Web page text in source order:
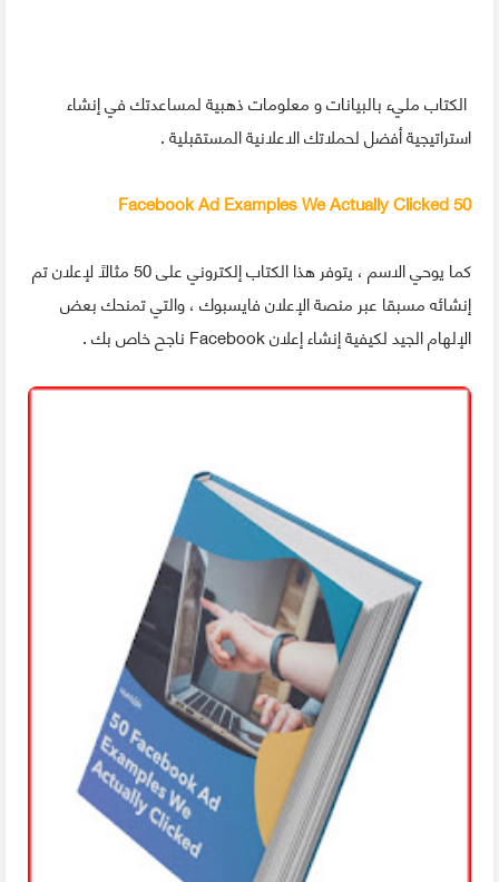
الكتاب مليء بالبيانات و معلومات ذهبية لمساعدتك في إنشاء
استراتيجية أفضل لحملاتك الاعلانية المستقبلية .
50 Facebook Ad Examples We Actually Clicked
كما يوحي الاسم ، يتوفر هذا الكتاب إلكتروني على 50 مثالًا لإعلان تم
إنشائه مسبقا عبر منصة الإعلان فايسبوك ، والتي تمنحك بعض
الإلهام الجيد لكيفية إنشاء إعلان Facebook ناجح خاص بك .